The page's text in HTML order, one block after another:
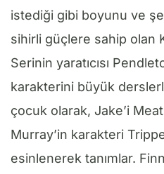
istediği gibi boyunu ve
sihirli güçlere sahip olan
Serinin yaratıcısı
karakterini büyük
çocuk olarak, Jake’i
Murray’in karakteri
esinlenerek tanımlar.